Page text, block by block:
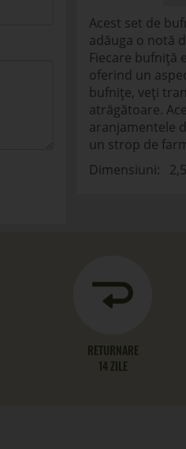
Acest set de
adăuga o notă
Fiecare bufniță
oferind un
bufnițe, veți
atrăgătoare.
aranjamentele
un strop de
Dimensiuni:
RETURNARE
14 ZILE